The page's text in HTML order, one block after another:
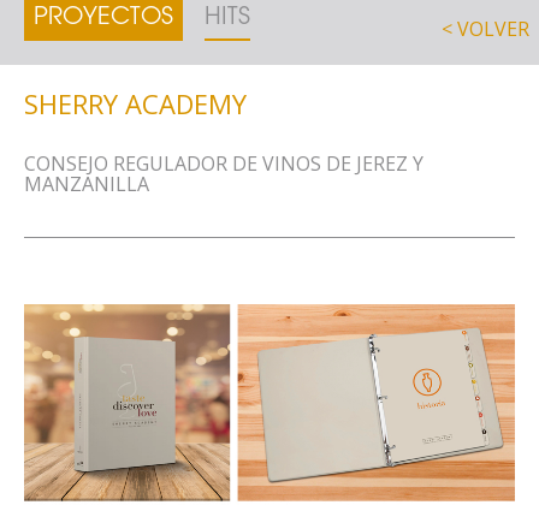
PROYECTOS HITS < VOLVER
SHERRY ACADEMY
CONSEJO REGULADOR DE VINOS DE JEREZ Y
MANZANILLA